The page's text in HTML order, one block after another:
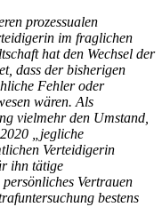
prozessualen
im fraglichen
hat den Wechsel der
dass der bisherigen
Fehler oder
wären. Als
vielmehr den Umstand,
„jegliche
Verteidigerin
ihn tätige
Vertrauen
bestens